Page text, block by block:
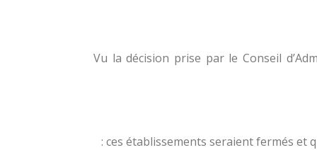
Vu la décision prise par le Conseil
ces établissements seraient fermés et